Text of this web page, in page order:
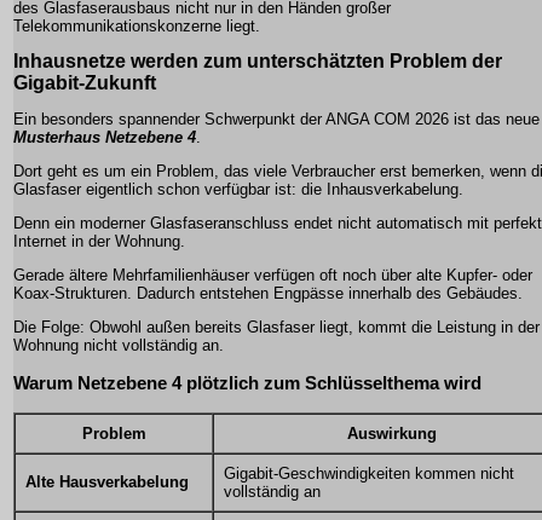
des Glasfaserausbaus nicht nur in den Händen großer
Telekommunikationskonzerne liegt.
Inhausnetze werden zum unterschätzten Problem der
Gigabit-Zukunft
Ein besonders spannender Schwerpunkt der ANGA COM 2026 ist das neue
Musterhaus Netzebene 4.
Dort geht es um ein Problem, das viele Verbraucher erst bemerken, wenn
Glasfaser eigentlich schon verfügbar ist: die Inhausverkabelung.
Denn ein moderner Glasfaseranschluss endet nicht automatisch mit
Internet in der Wohnung.
Gerade ältere Mehrfamilienhäuser verfügen oft noch über alte Kupfer- oder
Koax-Strukturen. Dadurch entstehen Engpässe innerhalb des Gebäudes.
Die Folge: Obwohl außen bereits Glasfaser liegt, kommt die Leistung in der
Wohnung nicht vollständig an.
Warum Netzebene 4 plötzlich zum Schlüsselthema wird
Problem Auswirkung
Alte Hausverkabelung
Gigabit-Geschwindigkeiten kommen nicht
vollständig an